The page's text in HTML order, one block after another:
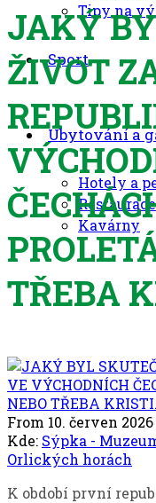
Tipy na
Sport
Ubytování a
Hotely a
Restaurace
Kavárny
JAKÝ
ŽIVOT
TŘEBA
From 10. červen
Kde: Sýpka -
Orlických horách
K období první